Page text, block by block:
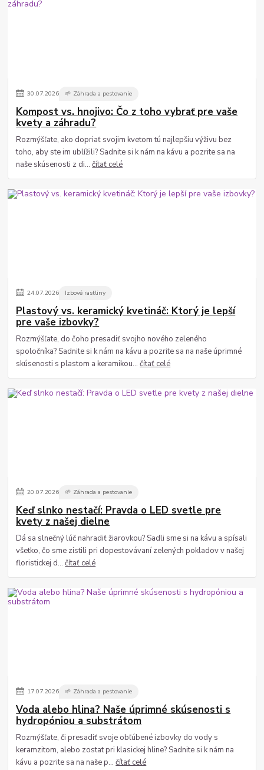
30.07.2026 🌱 Záhrada a pestovanie
Kompost vs. hnojivo: Čo z toho vybrať pre vaše
kvety a záhradu?
Rozmýšľate, ako dopriať svojim kvetom tú najlepšiu výživu bez
toho, aby ste im ublížili? Sadnite si k nám na kávu a pozrite sa na
naše skúsenosti z di...čítať celé
24.07.2026 Izbové rastliny
Plastový vs. keramický kvetináč: Ktorý je lepší
pre vaše izbovky?
Rozmýšľate, do čoho presadiť svojho nového zeleného
spoločníka? Sadnite si k nám na kávu a pozrite sa na naše úprimné
skúsenosti s plastom a keramikou...čítať celé
20.07.2026 🌱 Záhrada a pestovanie
Keď slnko nestačí: Pravda o LED svetle pre
kvety z našej dielne
Dá sa slnečný lúč nahradiť žiarovkou? Sadli sme si na kávu a spísali
všetko, čo sme zistili pri dopestovávaní zelených pokladov v našej
floristickej d...čítať celé
17.07.2026 🌱 Záhrada a pestovanie
Voda alebo hlina? Naše úprimné skúsenosti s
hydropóniou a substrátom
Rozmýšľate, či presadiť svoje obľúbené izbovky do vody s
keramzitom, alebo zostat pri klasickej hline? Sadnite si k nám na
kávu a pozrite sa na naše p...čítať celé